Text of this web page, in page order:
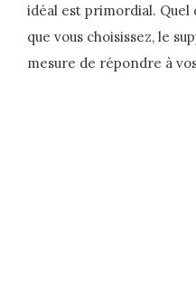
idéal est primordial. Quel
que vous choisissez, le
mesure de répondre à